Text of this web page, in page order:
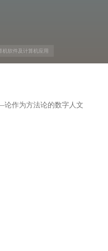
机软件及计算机应用
作为方法论的数字人文